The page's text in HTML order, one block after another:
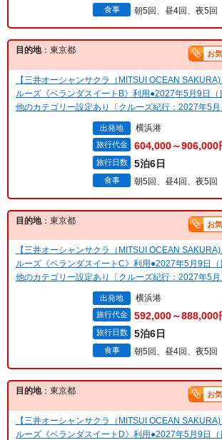
食事 朝5回、昼4回、夜5回
目的地：東京都 お
【三井オーシャンサクラ（MITSUI OCEAN
ルーズ《ベランダスイートB》利用●2027年5月9日
他のカテゴリー設定あり〔クルーズ紀行：2027年5月
出発地 横浜港
旅行代金 604,000～906,000
旅行日数 5泊6日
食事 朝5回、昼4回、夜5回
目的地：東京都 お
【三井オーシャンサクラ（MITSUI OCEAN
ルーズ《ベランダスイートC》利用●2027年5月9日
他のカテゴリー設定あり〔クルーズ紀行：2027年5月
出発地 横浜港
旅行代金 592,000～888,000
旅行日数 5泊6日
食事 朝5回、昼4回、夜5回
目的地：東京都 お
【三井オーシャンサクラ（MITSUI OCEAN
ルーズ《ベランダスイートD》利用●2027年5月9日